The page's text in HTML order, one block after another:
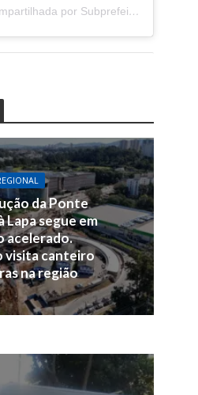
Uma publicação compartilhada por Subprefeitura Pirituba/Jaraguá/Taipas/São Domingos (@subpiritubajaragua)
da Ponte
Lapa segue em
acelerado.
canteiro
na região